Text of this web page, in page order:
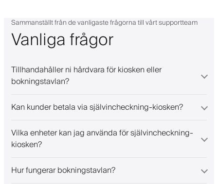
Sammanställt från de vanligaste frågorna till vårt supportteam
Vanliga frågor
Tillhandahåller ni hårdvara för kiosken eller
bokningstavlan?
Kan kunder betala via självincheckning-kiosken?
Vilka enheter kan jag använda för självincheckning-
kiosken?
Hur fungerar bokningstavlan?